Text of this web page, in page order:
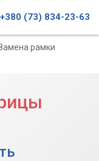
+380 (73) 834-23-63
рамки